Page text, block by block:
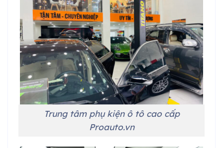
Trung tâm phụ kiện ô tô cao cấp
Proauto.vn